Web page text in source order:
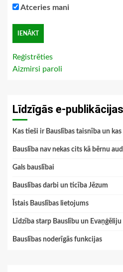
Atceries mani
Reģistrēties
Aizmirsi paroli
Līdzīgās e-publikācijas
Kas tieši ir Bauslības taisnība un
Bauslība nav nekas cits kā bērnu
Gals bauslībai
Bauslības darbi un ticība Jēzum
Īstais Bauslības lietojums
Līdzība starp Bauslību un Evaņģēliju
Bauslības noderīgās funkcijas